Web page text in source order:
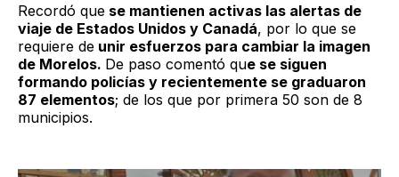
Recordó que se mantienen activas las alertas de
viaje de Estados Unidos y Canadá, por lo que se
requiere de unir esfuerzos para cambiar la imagen
de Morelos. De paso comentó que se siguen
formando policías y recientemente se graduaron
87 elementos; de los que por primera 50 son de 8
municipios.